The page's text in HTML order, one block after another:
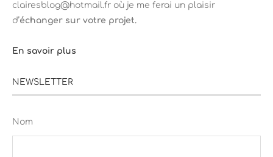
clairesblog@hotmail.fr où je me ferai un plaisir
d’échanger sur votre projet.
En savoir plus
NEWSLETTER
Nom